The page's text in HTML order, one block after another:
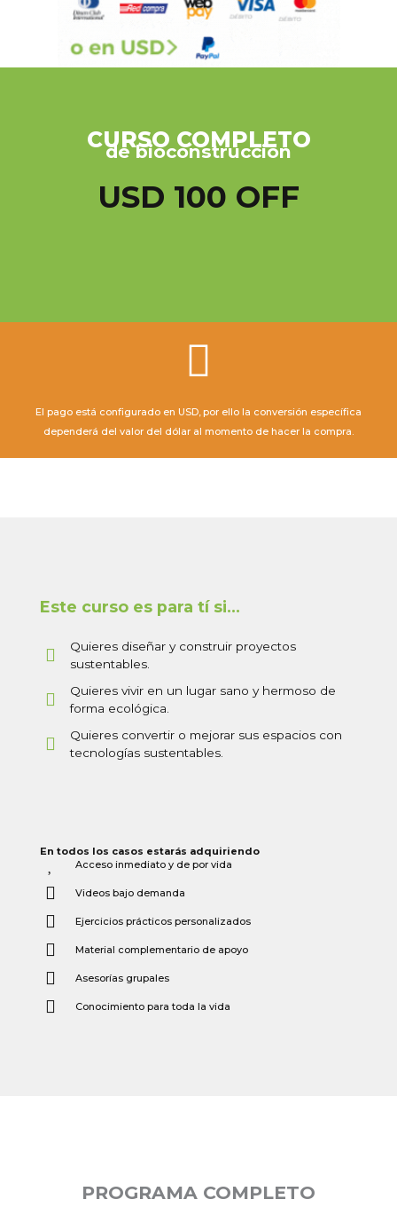
CURSO COMPLETO
de bioconstrucción
USD 100 OFF
El pago está configurado en USD, por ello la conversión específica
dependerá del valor del dólar al momento de hacer la compra.
Este curso es para tí si…
Quieres diseñar y construir proyectos
sustentables.
Quieres vivir en un lugar sano y hermoso de
forma ecológica.
Quieres convertir o mejorar sus espacios con
tecnologías sustentables.
En todos los casos estarás adquiriendo
Acceso inmediato y de por vida
Videos bajo demanda
Ejercicios prácticos personalizados
Material complementario de apoyo
Asesorías grupales
Conocimiento para toda la vida
PROGRAMA COMPLETO